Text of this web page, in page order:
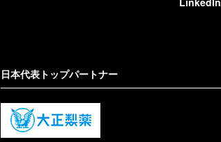
日本代表トップパートナー